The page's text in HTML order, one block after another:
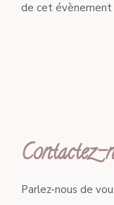
de cet évènement
Contactez-
Parlez-nous de